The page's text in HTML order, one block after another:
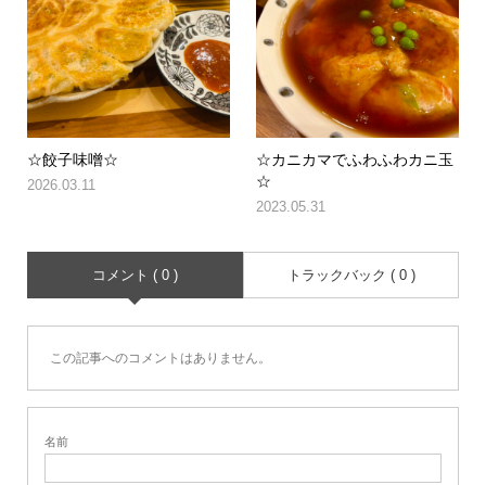
☆餃子味噌☆
2026.03.11
☆カニカマでふわふわカニ玉
☆
2023.05.31
コメント ( 0 ) トラックバック ( 0 )
この記事へのコメントはありません。
名前